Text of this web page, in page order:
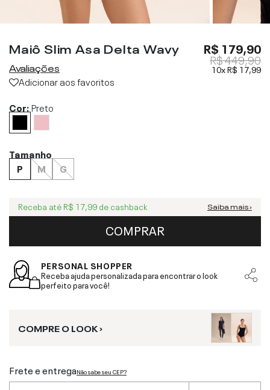
Maiô Slim Asa Delta Wavy
Avaliações
Adicionar aos favoritos
R$ 179,90
R$ 449,90
10xR$ 17,99
Cor:Preto
Tamanho
P
M G
Receba até R$ 17,99 de cashback Saiba mais ›
COMPRAR
PERSONAL SHOPPER
Receba ajuda personalizada para encontrar o look
perfeito para você!
COMPRE O LOOK ›
Frete e entregaNão sabe seu CEP?